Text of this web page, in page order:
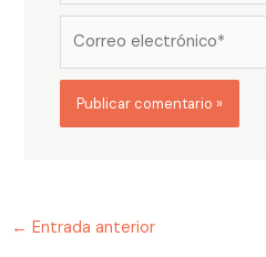
electrónico*
← Entrada anterior